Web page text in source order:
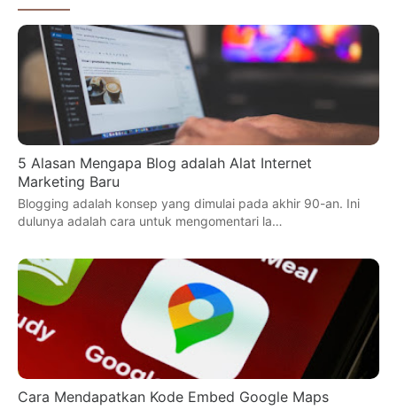
5 Alasan Mengapa Blog adalah Alat Internet
Marketing Baru
Blogging adalah konsep yang dimulai pada akhir 90-an. Ini
dulunya adalah cara untuk mengomentari la…
Cara Mendapatkan Kode Embed Google Maps